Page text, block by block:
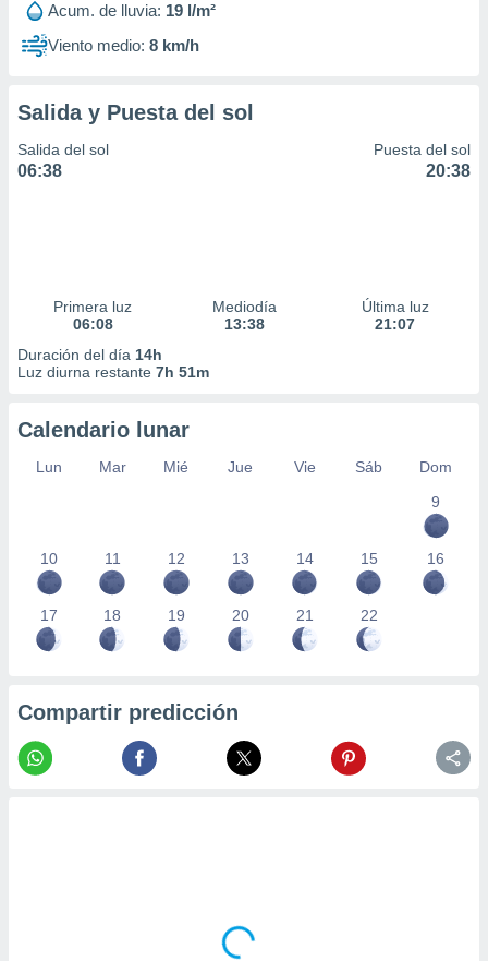
Acum. de lluvia: 19 l/m²
Viento medio: 8 km/h
Salida y Puesta del sol
Salida del sol
06:38
Puesta del sol
20:38
Primera luz
06:08
Mediodía
13:38
Última luz
21:07
Duración del día 14h
Luz diurna restante 7h 51m
Calendario lunar
Lun Mar Mié Jue Vie Sáb
Dom
9
10 11 12 13 14 15 16
17 18 19 20 21 22
Compartir predicción